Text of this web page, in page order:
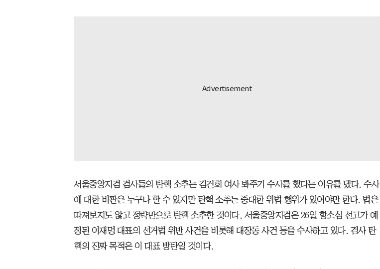
서울중앙지검 검사들의 탄핵 소추는 김건희 여사 봐주기 수사를 했다는 이유를 댔다. 수사
에 대한 비판은 누구나 할 수 있지만 탄핵 소추는 중대한 위법 행위가 있어야만 한다. 법은
따져보지도 않고 정략만으로 탄핵 소추한 것이다. 서울중앙지검은 26일 항소심 선고가 예
정된 이재명 대표의 선거법 위반 사건을 비롯해 대장동 사건 등을 수사하고 있다. 검사 탄
핵의 진짜 목적은 이 대표 방탄일 것이다.